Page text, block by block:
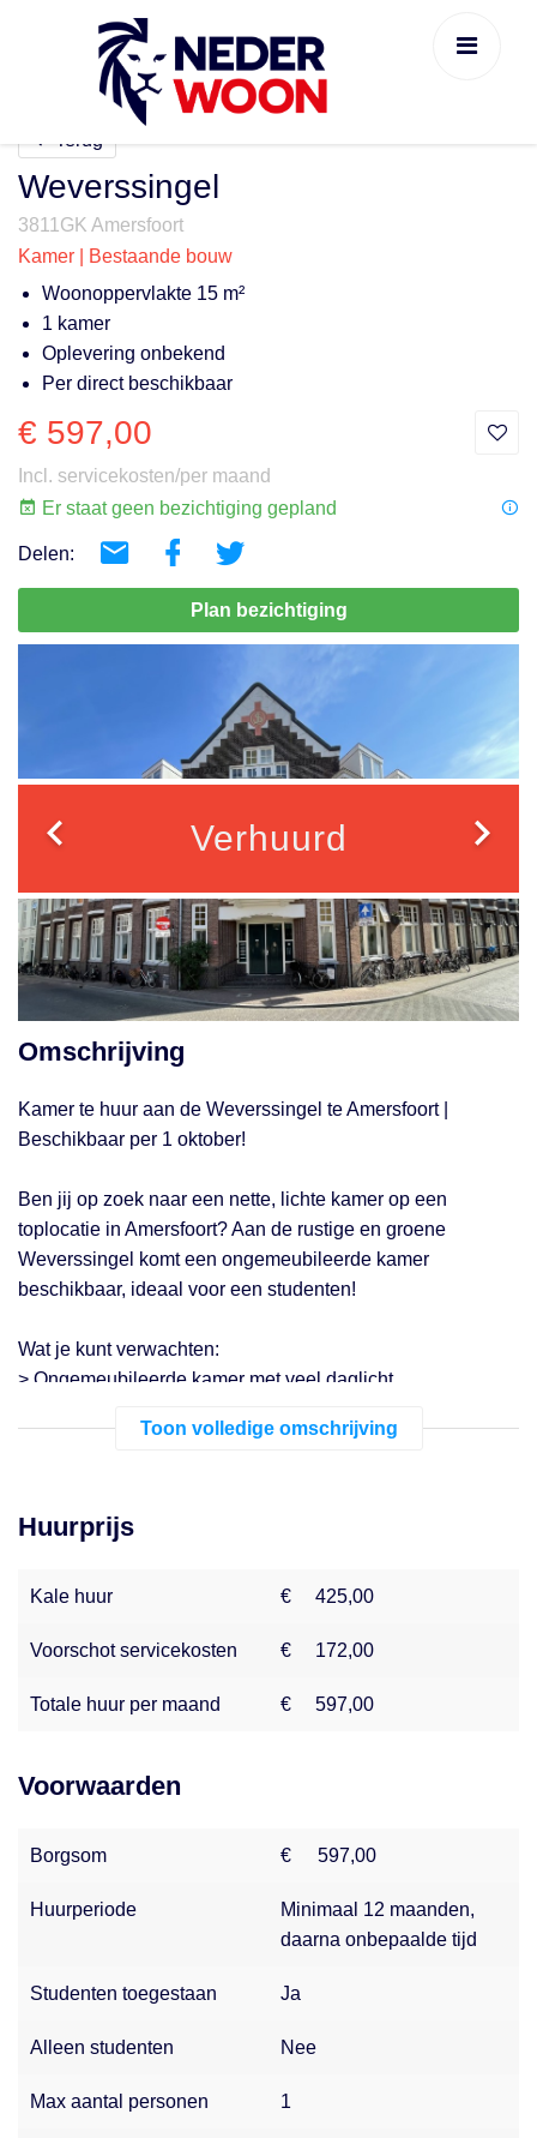
Terug
Weverssingel
3811GK Amersfoort
Kamer | Bestaande bouw
Woonoppervlakte 15 m²
1 kamer
Oplevering onbekend
Per direct beschikbaar
€ 597,00
Incl. servicekosten/per maand
Er staat geen bezichtiging gepland
Delen:
Plan bezichtiging
Verhuurd
Omschrijving
Kamer te huur aan de Weverssingel te Amersfoort |
Beschikbaar per 1 oktober!
Ben jij op zoek naar een nette, lichte kamer op een
toplocatie in Amersfoort? Aan de rustige en groene
Weverssingel komt een ongemeubileerde kamer
beschikbaar, ideaal voor een studenten!
Wat je kunt verwachten:
> Ongemeubileerde kamer met veel daglicht
www.nederwoon.nl
Bij NederWoon Verhuurmakelaars streven we ernaar om
Ondanks onze zorgvuldigheid kan het voorkomen dat
website kunnen daarom geen rechten worden ontleend.
contact met ons opnemen. Wij helpen je graag verder!
Toon volledige omschrijving
Huurprijs
Kale huur € 425,00
Voorschot servicekosten € 172,00
Totale huur per maand € 597,00
Voorwaarden
Borgsom € 597,00
Huurperiode
Minimaal 12 maanden,
daarna onbepaalde tijd
Studenten toegestaan Ja
Alleen studenten Nee
Max aantal personen 1